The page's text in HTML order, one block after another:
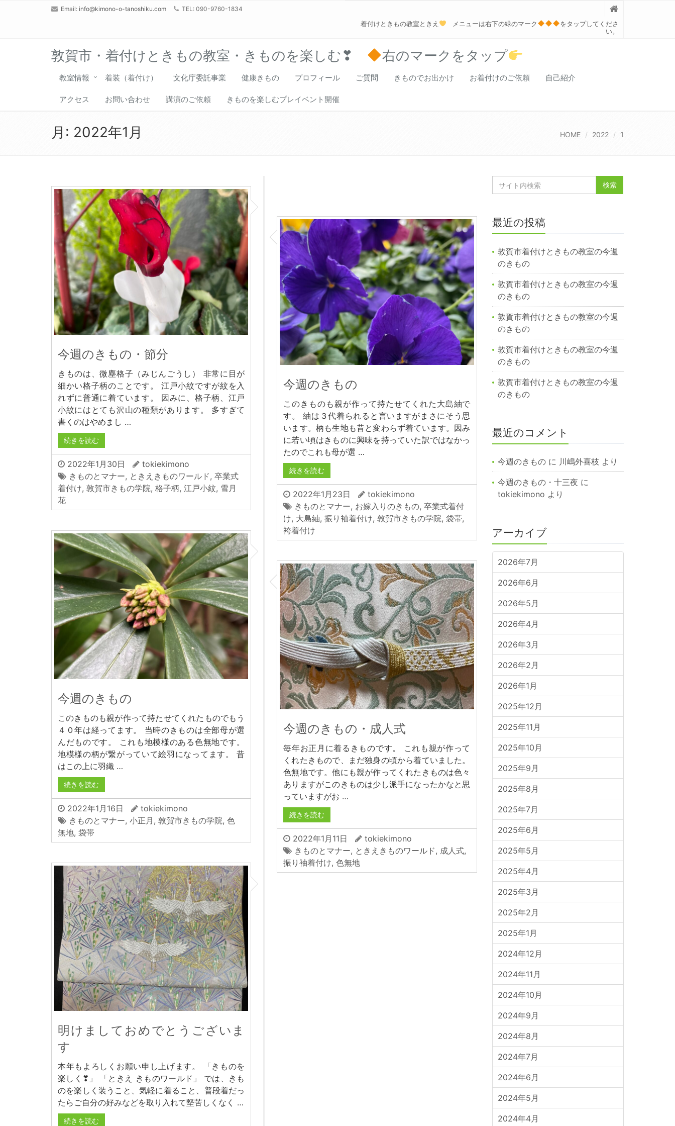
Email: info@kimono-o-tanoshiku.com TEL: 090-9760-1834
着付けときもの教室ときえ メニューは右下の緑のマーク
をタップしてくださ
い。
敦賀市・着付けときもの教室・きものを楽しむ❣ 右のマークをタップ
教室情報 着装（着付け） 文化庁委託事業 健康きもの プロフィール ご質問 きものでお出かけ お着付けのご依頼 自己紹介
アクセス お問い合わせ 講演のご依頼 きものを楽しむプレイベント開催
月: 2022年1月 HOME 2022 1
今週のきもの・節分
きものは、微塵格子（みじんごうし） 非常に目が
細かい格子柄のことです。 江戸小紋ですが紋を入
れずに普通に着ています。 因みに、格子柄、江戸
小紋にはとても沢山の種類があります。 多すぎて
書くのはやめまし …
続きを読む
2022年1月30日
tokiekimono
きものとマナー, ときえきものワールド, 卒業式
着付け, 敦賀市きもの学院, 格子柄, 江戸小紋, 雪月
花
今週のきもの
このきものも親が作って持たせてくれた大島紬で
す。 紬は３代着られると言いますがまさにそう思
います。柄も生地も昔と変わらず着ています。因み
に若い頃はきものに興味を持っていた訳ではなかっ
たのでこれも母が選 …
続きを読む
2022年1月23日
tokiekimono
きものとマナー, お嫁入りのきもの,卒業式着付
け, 大島紬,振り袖着付け,敦賀市きもの学院,袋帯,
袴着付け
今週のきもの
このきものも親が作って持たせてくれたものでもう
４０年は経ってます。 当時のきものは全部母が選
んだものです。 これも地模様のある色無地です。
地模様の柄が繋がっていて絵羽になってます。 昔
はこの上に羽織 …
続きを読む
2022年1月16日
tokiekimono
きものとマナー, 小正月 , 敦賀市きもの学院, 色
無地, 袋帯
今週のきもの・成人式
毎年お正月に着るきものです。 これも親が作って
くれたきもので、まだ独身の頃から着ていました。
色無地です。他にも親が作ってくれたきものは色々
ありますがこのきものは少し派手になったかなと思
っていますがお …
続きを読む
2022年1月11日
tokiekimono
きものとマナー, ときえきものワールド, 成人式,
振り袖着付け,色無地
明けましておめでとうございま
す
本年もよろしくお願い申し上げます。 「きものを
楽しく❣」 「ときえ きものワールド」 では、きも
のを楽しく装うこと、気軽に着ること、普段着だっ
たらご自分の好みなどを取り入れて堅苦しくなく …
続きを読む
最近の投稿
敦賀市着付けときもの教室の今週
のきもの
敦賀市着付けときもの教室の今週
のきもの
敦賀市着付けときもの教室の今週
のきもの
敦賀市着付けときもの教室の今週
のきもの
敦賀市着付けときもの教室の今週
のきもの
最近のコメント
今週のきものに 川嶋外喜枝 より
今週のきもの・十三夜 に
tokiekimono より
アーカイブ
2026年7月
2026年6月
2026年5月
2026年4月
2026年3月
2026年2月
2026年1月
2025年12月
2025年11月
2025年10月
2025年9月
2025年8月
2025年7月
2025年6月
2025年5月
2025年4月
2025年3月
2025年2月
2025年1月
2024年12月
2024年11月
2024年10月
2024年9月
2024年8月
2024年7月
2024年6月
2024年5月
2024年4月